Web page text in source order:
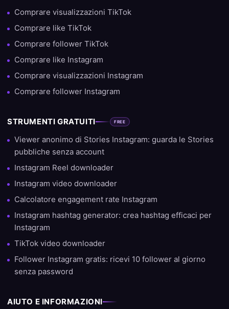
Comprare visualizzazioni TikTok
Comprare like TikTok
Comprare follower TikTok
Comprare like Instagram
Comprare visualizzazioni Instagram
Comprare follower Instagram
STRUMENTI GRATUITI FREE
Viewer anonimo di Stories Instagram: guarda le Stories
pubbliche senza account
Instagram Reel downloader
Instagram video downloader
Calcolatore engagement rate Instagram
Instagram hashtag generator: crea hashtag efficaci per
Instagram
TikTok video downloader
Follower Instagram gratis: ricevi 10 follower al giorno
senza password
AIUTO E INFORMAZIONI